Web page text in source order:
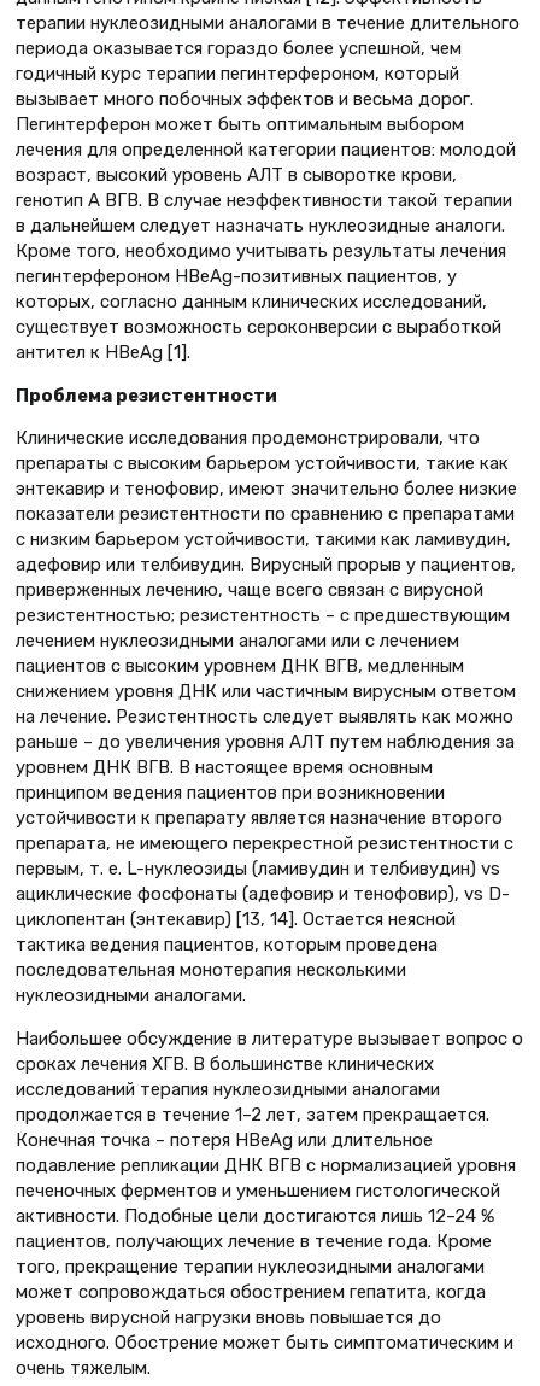
терапии нуклеозидными аналогами в течение длительного
периода оказывается гораздо более успешной, чем
годичный курс терапии пегинтерфероном, который
вызывает много побочных эффектов и весьма дорог.
Пегинтерферон может быть оптимальным выбором
лечения для определенной категории пациентов: молодой
возраст, высокий уровень АЛТ в сыворотке крови,
генотип А ВГВ. В случае неэффективности такой терапии
в дальнейшем следует назначать нуклеозидные аналоги.
Кроме того, необходимо учитывать результаты лечения
пегинтерфероном HBeAg-позитивных пациентов, у
которых, согласно данным клинических исследований,
существует возможность сероконверсии с выработкой
антител к HBeAg [1].
Проблема резистентности
Клинические исследования продемонстрировали, что
препараты с высоким барьером устойчивости, такие как
энтекавир и тенофовир, имеют значительно более низкие
показатели резистентности по сравнению с препаратами
с низким барьером устойчивости, такими как ламивудин,
адефовир или телбивудин. Вирусный прорыв у пациентов,
приверженных лечению, чаще всего связан с вирусной
резистентностью; резистентность – с предшествующим
лечением нуклеозидными аналогами или с лечением
пациентов с высоким уровнем ДНК ВГВ, медленным
снижением уровня ДНК или частичным вирусным ответом
на лечение. Резистентность следует выявлять как можно
раньше – до увеличения уровня АЛТ путем наблюдения за
уровнем ДНК ВГВ. В настоящее время основным
принципом ведения пациентов при возникновении
устойчивости к препарату является назначение второго
препарата, не имеющего перекрестной резистентности с
первым, т. е. L-нуклеозиды (ламивудин и телбивудин) vs
ациклические фосфонаты (адефовир и тенофовир), vs D-
циклопентан (энтекавир) [13, 14]. Остается неясной
тактика ведения пациентов, которым проведена
последовательная монотерапия несколькими
нуклеозидными аналогами.
Наибольшее обсуждение в литературе вызывает вопрос о
сроках лечения ХГВ. В большинстве клинических
исследований терапия нуклеозидными аналогами
продолжается в течение 1–2 лет, затем прекращается.
Конечная точка – потеря HBeAg или длительное
подавление репликации ДНК ВГВ с нормализацией уровня
печеночных ферментов и уменьшением гистологической
активности. Подобные цели достигаются лишь 12–24 %
пациентов, получающих лечение в течение года. Кроме
того, прекращение терапии нуклеозидными аналогами
может сопровождаться обострением гепатита, когда
уровень вирусной нагрузки вновь повышается до
исходного. Обострение может быть симптоматическим и
очень тяжелым.